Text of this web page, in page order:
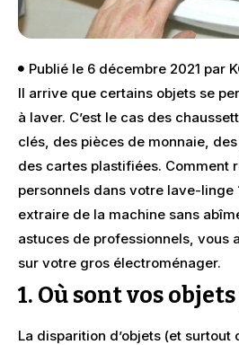
Publié le 6 décembre 2021 par
Il arrive que certains objets se
à laver. C’est le cas des
clés, des pièces de monnaie,
des cartes plastifiées. Comment
personnels dans votre lave-linge
extraire de la machine sans
astuces de professionnels, vous
sur votre gros électroménager.
1. Où sont vos
La disparition d’objets (et